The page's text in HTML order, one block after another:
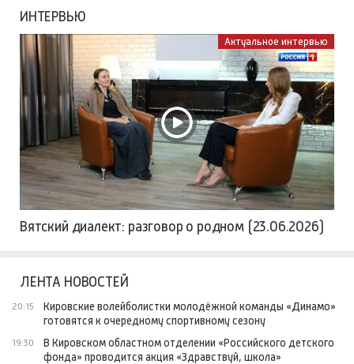
ИНТЕРВЬЮ
Актуальное интервью
Вятский диалект: разговор о родном (23.06.2026)
ЛЕНТА НОВОСТЕЙ
20:15
Кировские волейболистки молодёжной команды «Динамо»
готовятся к очередному спортивному сезону
19:30
В Кировском областном отделении «Российского детского
фонда» проводится акция «Здравствуй, школа»